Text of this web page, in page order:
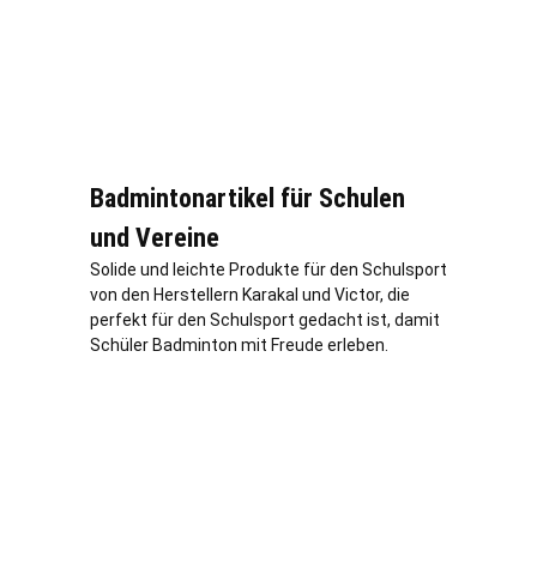
Badmintonartikel für Schulen
und Vereine
Solide und leichte Produkte für den Schulsport
von den Herstellern Karakal und Victor, die
perfekt für den Schulsport gedacht ist, damit
Schüler Badminton mit Freude erleben.